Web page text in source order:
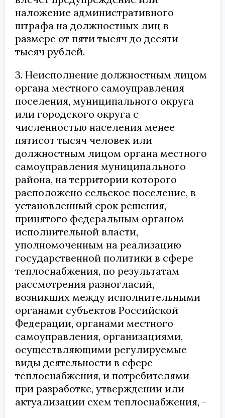
наложение административного
штрафа на должностных лиц в
размере от пяти тысяч до десяти
тысяч рублей.
3. Неисполнение должностным лицом
органа местного самоуправления
поселения, муниципального округа
или городского округа с
численностью населения менее
пятисот тысяч человек или
должностным лицом органа местного
самоуправления муниципального
района, на территории которого
расположено сельское поселение, в
установленный срок решения,
принятого федеральным органом
исполнительной власти,
уполномоченным на реализацию
государственной политики в сфере
теплоснабжения, по результатам
рассмотрения разногласий,
возникших между исполнительными
органами субъектов Российской
Федерации, органами местного
самоуправления, организациями,
осуществляющими регулируемые
виды деятельности в сфере
теплоснабжения, и потребителями
при разработке, утверждении или
актуализации схем теплоснабжения, -